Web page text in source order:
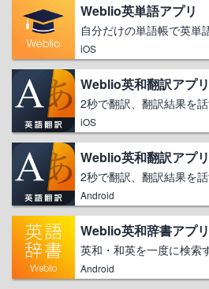
Weblio英単語アプリ
自分だけの単語帳で英単
iOS
Weblio英和翻訳アプリ
2秒で翻訳、翻訳結果を話
iOS
Weblio英和翻訳アプリ
2秒で翻訳、翻訳結果を話
Android
Weblio英和辞書アプリ
英和・和英を一度に検索
Android